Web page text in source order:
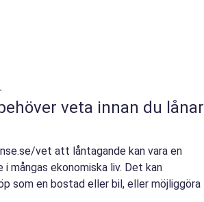
veta innan du lånar
vet att låntagande kan vara en
mångas ekonomiska liv. Det kan
som en bostad eller bil, eller möjliggöra